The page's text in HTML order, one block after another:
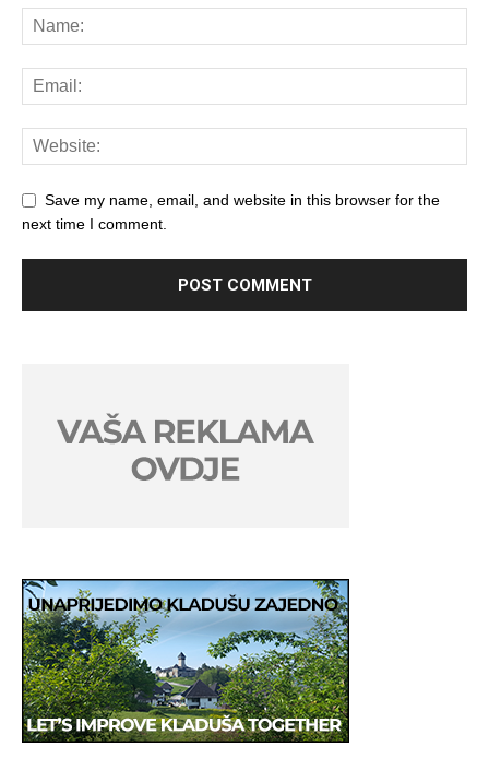
Save my name, email, and website in this browser for the
next time I comment.